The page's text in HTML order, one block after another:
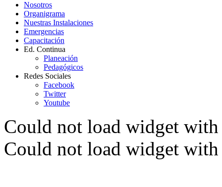
Nosotros
Organigrama
Nuestras Instalaciones
Emergencias
Capacitación
Ed. Continua
Planeación
Pedagógicos
Redes Sociales
Facebook
Twitter
Youtube
Could not load widget
Could not load widget